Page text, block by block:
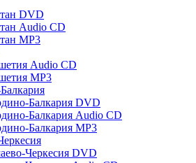
DVD
Audio CD
MP3
Audio CD
MP3
Балкария DVD
Балкария Audio CD
Балкария MP3
Черкесия DVD